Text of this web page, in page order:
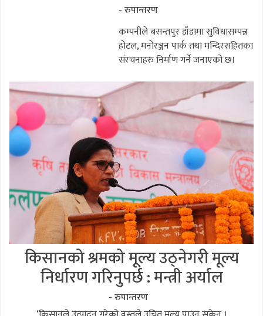
- रुपान्तरण
कम्पनीले बसन्तपुर डाँडामा सुविधासम्पन्न
होटल, मनोरञ्जन पार्क तथा मन्दिरसहितका
संरचनाहरु निर्माण गर्ने जनाएको छ।
किसानको श्रमको मूल्य उठ्नेगरी मूल्य
निर्धारण गरिनुपर्छ : मन्त्री अर्याल
- रुपान्तरण